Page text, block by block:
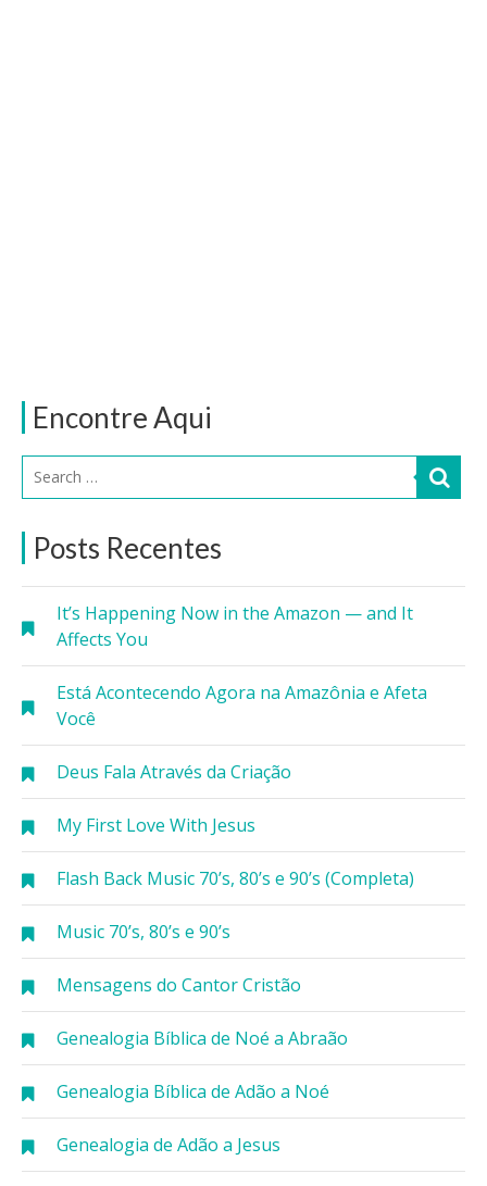
Encontre Aqui
Posts Recentes
It’s Happening Now in the Amazon — and It
Affects You
Está Acontecendo Agora na Amazônia e Afeta
Você
Deus Fala Através da Criação
My First Love With Jesus
Flash Back Music 70’s, 80’s e 90’s (Completa)
Music 70’s, 80’s e 90’s
Mensagens do Cantor Cristão
Genealogia Bíblica de Noé a Abraão
Genealogia Bíblica de Adão a Noé
Genealogia de Adão a Jesus